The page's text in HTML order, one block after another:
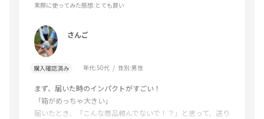
実際に使ってみた感想:とても良い
さんご
購入確認済み 年代:50代 性別:男性
まず、届いた時のインパクトがすごい！
「箱がめっちゃ大きい」
届いたとき、「こんな商品頼んでないで！？」と思って、送り